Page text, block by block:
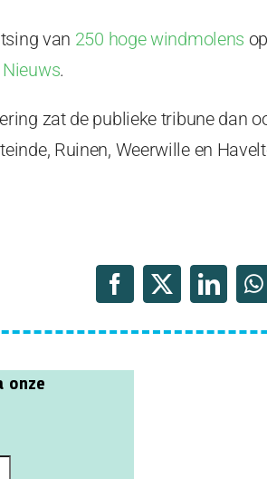
van 250 hoge windmolens
.
zat de publieke tribune dan
Ruinen, Weerwille en